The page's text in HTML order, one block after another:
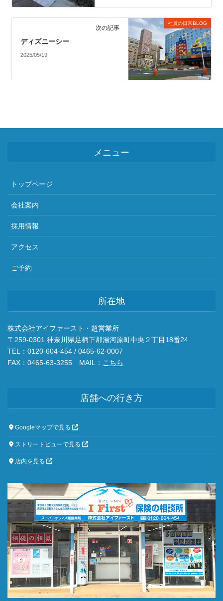
社員の日常BLOG
次の記事
ディズニーシー
2025/05/19
メニュー
トップページ
会社案内
採用情報
アクセス
ご予約
所在地
株式会社アイファースト・超営業所
〒259-0301 神奈川県足柄下郡湯河原町中央２丁目18番24
TEL：0120-604-454 / 0465-62-0007
FAX：0465-63-3255 MAIL： こちら
店舗への行き方
Googleマップで見る
ストリートビューで見る
店内を見る